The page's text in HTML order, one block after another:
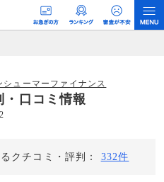
いう収益モデルです。 ただし、特定の
集部の調査／ユーザーへの口コミ収集な
行っています。
ューマーファイナンス
・口コミ情報
クチコミ・評判： 332件